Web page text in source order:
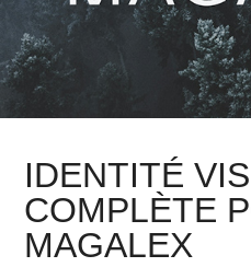
IDENTITÉ
COMPLÈTE
MAGALEX